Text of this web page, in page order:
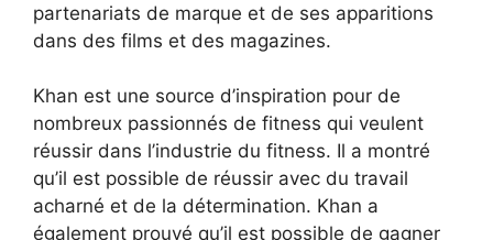
partenariats de marque et de ses apparitions
dans des films et des magazines.
Khan est une source d’inspiration pour de
nombreux passionnés de fitness qui veulent
réussir dans l’industrie du fitness. Il a montré
qu’il est possible de réussir avec du travail
acharné et de la détermination. Khan a
également prouvé qu’il est possible de gagner